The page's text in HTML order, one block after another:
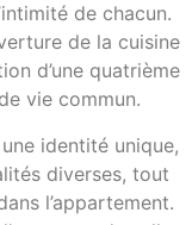
de chacun.
de la cuisine
d’une quatrième
vie commun.
identité unique,
diverses, tout
l’appartement.